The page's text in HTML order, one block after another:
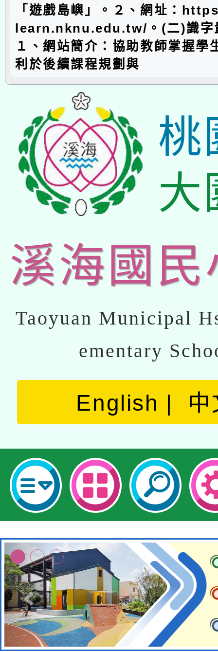
「遊戲島嶼」。２、網址：
learn.nknu.edu.tw/。(二)識字
１、網站簡介：協助教師掌握學
利於後續課程規劃與
桃
大
溪海國民
Taoyuan Municipal
ementary
English 中
本校115學年度第2次